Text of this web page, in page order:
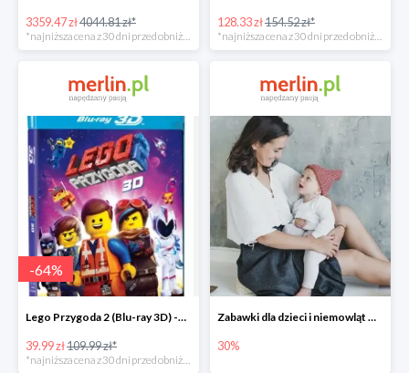
3359.47 zł4044.81 zł*
*najniższa cena z 30 dni przed obniżką
128.33 zł154.52 zł*
*najniższa cena z 30 dni przed obniżką
-64%
Lego Przygoda 2 (Blu-ray 3D) -64%
39.99 zł109.99 zł*
Zabawki dla dzieci i niemowląt w Merlin.pl do -30%
30%